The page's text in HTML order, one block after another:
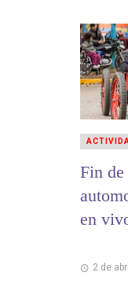
Fin de
en
2 de